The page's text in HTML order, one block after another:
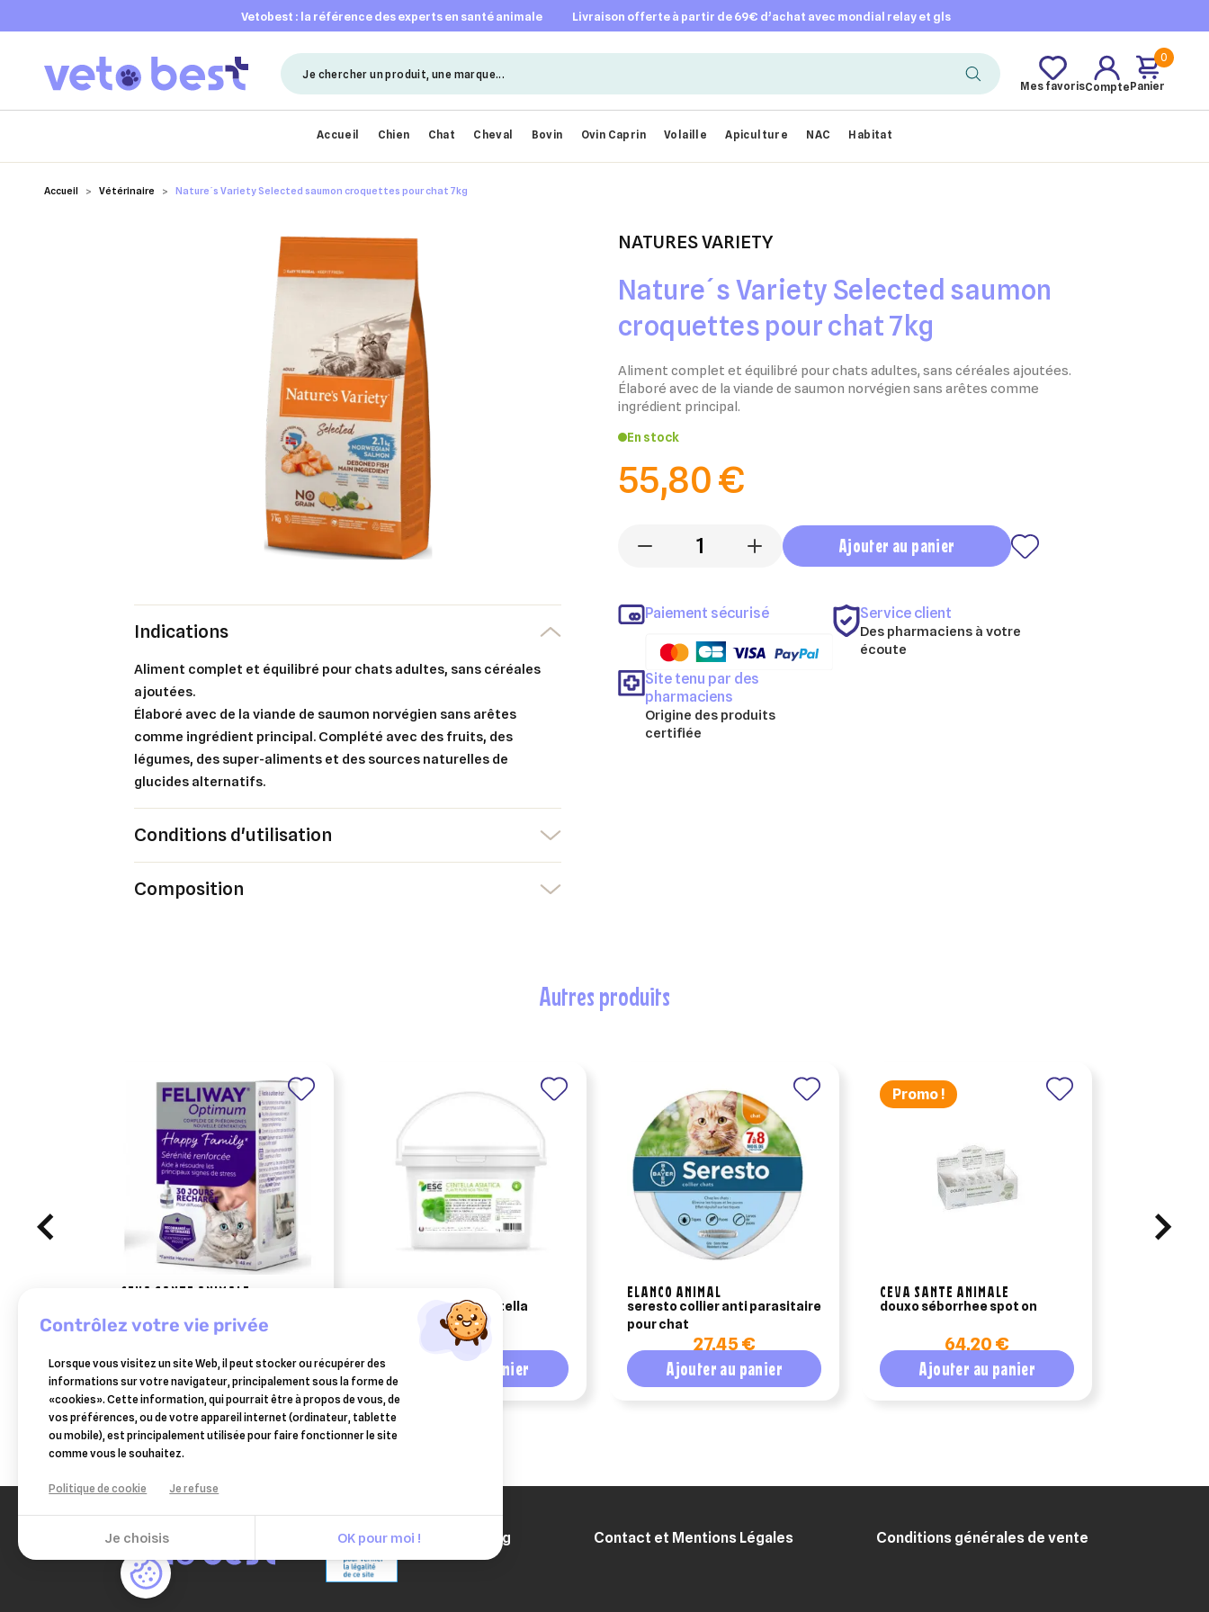
vetobest : la référence des experts en santé animale livraison offerte à partir de 69€ d’achat avec mondial relay et gls
Mes favorisCompte
0
Panier
Accueil Chien Chat Cheval Bovin Ovin Caprin Volaille Apiculture NAC Habitat
Accueil Vétérinaire Nature´s Variety Selected saumon croquettes pour chat 7kg
NATURES VARIETY
Nature´s Variety Selected saumon
croquettes pour chat 7kg
Aliment complet et équilibré pour chats adultes, sans céréales ajoutées.
Élaboré avec de la viande de saumon norvégien sans arêtes comme
ingrédient principal.
En stock
55,80 €
- + Ajouter au panier
Paiement sécurisé Service client
Des pharmaciens à votre
écoute
Site tenu par des
pharmaciens
Origine des produits
certifiée
Indications
Aliment complet et équilibré pour chats adultes, sans céréales
ajoutées.
Élaboré avec de la viande de saumon norvégien sans arêtes
comme ingrédient principal. Complété avec des fruits, des
légumes, des super-aliments et des sources naturelles de
glucides alternatifs.
Conditions d'utilisation
Composition
autres produits
CEVA SANTE ANIMALE
48 ml pour 1 mois
Ajouter au panier
esc laboratoire centella
asiatica - 1kg
24,55 €
Ajouter au panier
ELANCO ANIMAL
seresto collier anti parasitaire
pour chat
27,45 €
Ajouter au panier
Promo !
CEVA SANTE ANIMALE
douxo séborrhee spot on
64,20 €
Ajouter au panier
Blog Contact et Mentions Légales Conditions générales de vente
Créer une liste d'envies
Créer une liste d'envies
Connexion
Vous devez être connecté pour ajouter des produits à votre liste d'envies.
contrôlez votre vie privée
Lorsque vous visitez un site Web, il peut stocker ou récupérer des
informations sur votre navigateur, principalement sous la forme de
«cookies». Cette information, qui pourrait être à propos de vous, de
vos préférences, ou de votre appareil internet (ordinateur, tablette
ou mobile), est principalement utilisée pour faire fonctionner le site
comme vous le souhaitez.
Politique de cookie Je refuse
Je choisis OK pour moi !